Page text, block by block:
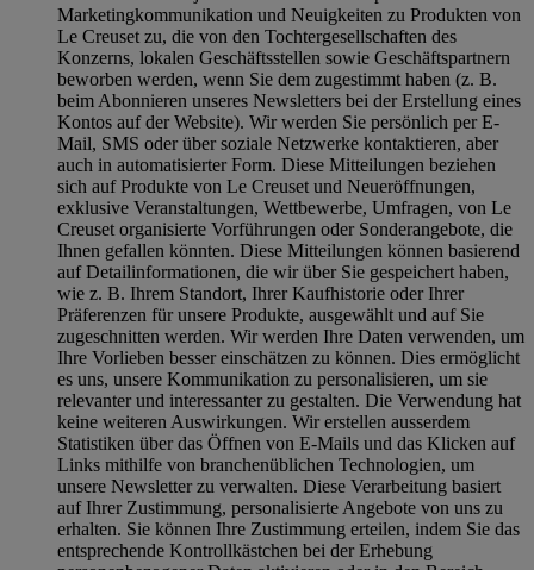
Marketingkommunikation und Neuigkeiten zu Produkten von
Le Creuset zu, die von den Tochtergesellschaften des
Konzerns, lokalen Geschäftsstellen sowie Geschäftspartnern
beworben werden, wenn Sie dem zugestimmt haben (z. B.
beim Abonnieren unseres Newsletters bei der Erstellung eines
Kontos auf der Website). Wir werden Sie persönlich per E-
Mail, SMS oder über soziale Netzwerke kontaktieren, aber
auch in automatisierter Form. Diese Mitteilungen beziehen
sich auf Produkte von Le Creuset und Neueröffnungen,
exklusive Veranstaltungen, Wettbewerbe, Umfragen, von Le
Creuset organisierte Vorführungen oder Sonderangebote, die
Ihnen gefallen könnten. Diese Mitteilungen können basierend
auf Detailinformationen, die wir über Sie gespeichert haben,
wie z. B. Ihrem Standort, Ihrer Kaufhistorie oder Ihrer
Präferenzen für unsere Produkte, ausgewählt und auf Sie
zugeschnitten werden. Wir werden Ihre Daten verwenden, um
Ihre Vorlieben besser einschätzen zu können. Dies ermöglicht
es uns, unsere Kommunikation zu personalisieren, um sie
relevanter und interessanter zu gestalten. Die Verwendung hat
keine weiteren Auswirkungen. Wir erstellen ausserdem
Statistiken über das Öffnen von E-Mails und das Klicken auf
Links mithilfe von branchenüblichen Technologien, um
unsere Newsletter zu verwalten. Diese Verarbeitung basiert
auf Ihrer Zustimmung, personalisierte Angebote von uns zu
erhalten. Sie können Ihre Zustimmung erteilen, indem Sie das
entsprechende Kontrollkästchen bei der Erhebung